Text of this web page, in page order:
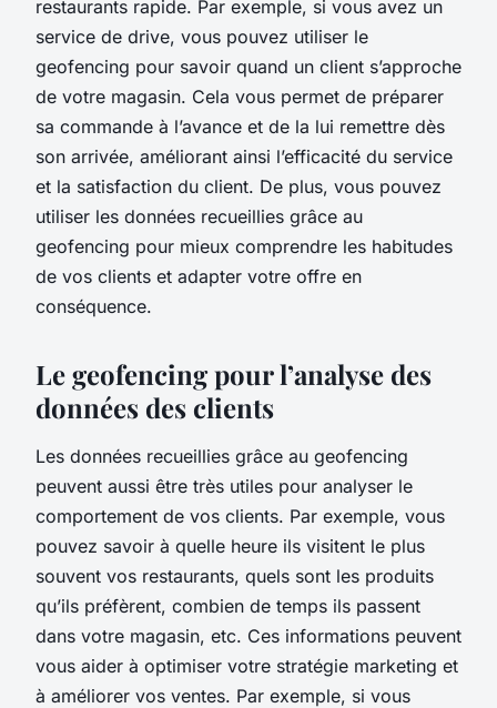
restaurants rapide. Par exemple, si vous avez un
service de drive, vous pouvez utiliser le
geofencing pour savoir quand un client s’approche
de votre magasin. Cela vous permet de préparer
sa commande à l’avance et de la lui remettre dès
son arrivée, améliorant ainsi l’efficacité du service
et la satisfaction du client. De plus, vous pouvez
utiliser les données recueillies grâce au
geofencing pour mieux comprendre les habitudes
de vos clients et adapter votre offre en
conséquence.
Le geofencing pour l’analyse des
données des clients
Les données recueillies grâce au geofencing
peuvent aussi être très utiles pour analyser le
comportement de vos clients. Par exemple, vous
pouvez savoir à quelle heure ils visitent le plus
souvent vos restaurants, quels sont les produits
qu’ils préfèrent, combien de temps ils passent
dans votre magasin, etc. Ces informations peuvent
vous aider à optimiser votre stratégie marketing et
à améliorer vos ventes. Par exemple, si vous